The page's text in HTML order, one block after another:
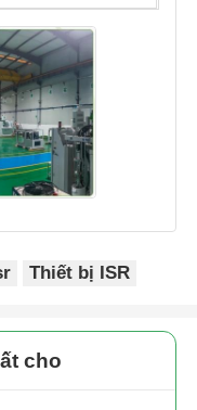
Thiết bị ISR
cho